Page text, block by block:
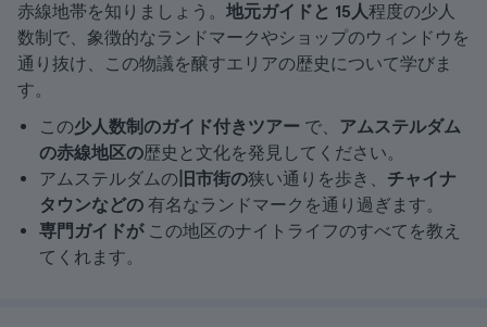
赤線地帯を知りましょう。 地元ガイドと 15人程度の少人
数制で、象徴的なランドマークやショップのウィンドウを
通り抜け、この物議を醸すエリアの歴史について学びま
す。
この少人数制のガイド付きツアー で、 アムステルダム
の赤線地区の歴史と文化を発見してください。
アムステルダムの 旧市街の狭い通りを歩き、 チャイナ
タウンなどの 有名なランドマークを通り過ぎます。
専門ガイドが この地区のナイトライフのすべてを教え
てくれます。